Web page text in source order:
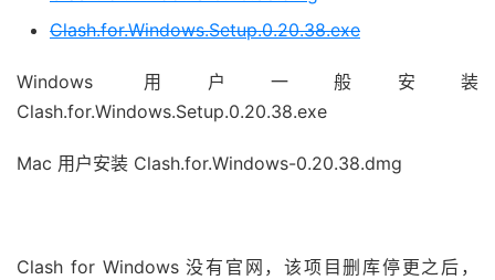
Clash.for.Windows.Setup.0.20.38.exe
Windows 用户一般安装
Clash.for.Windows.Setup.0.20.38.exe
Mac 用户安装 Clash.for.Windows-0.20.38.dmg
Clash for Windows 没有官网，该项目删库停更之后，